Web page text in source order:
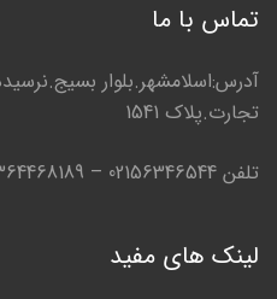
تماس با ما
آدرس:اسلامشهر.بلوار
تجارت.پلاک 1541
تلفن 02156346544 – 09364468189 – 09125236176
لینک های مفید